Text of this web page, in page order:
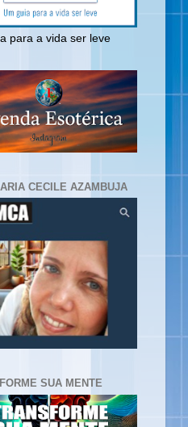
para a vida ser leve
CECILE AZAMBUJA
SUA MENTE